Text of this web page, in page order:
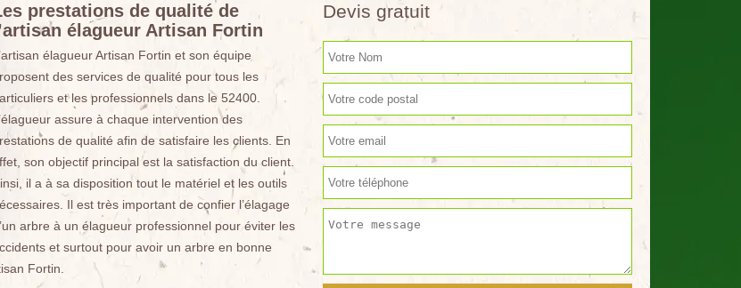
prestations de qualité de
élagueur Artisan Fortin
élagueur Artisan Fortin et son équipe
des services de qualité pour tous les
et les professionnels dans le 52400.
assure à chaque intervention des
de qualité afin de satisfaire les clients. En
son objectif principal est la satisfaction du client.
il a à sa disposition tout le matériel et les outils
Il est très important de confier l’élagage
arbre à un élagueur professionnel pour éviter les
et surtout pour avoir un arbre en bonne
Fortin.
Devis gratuit